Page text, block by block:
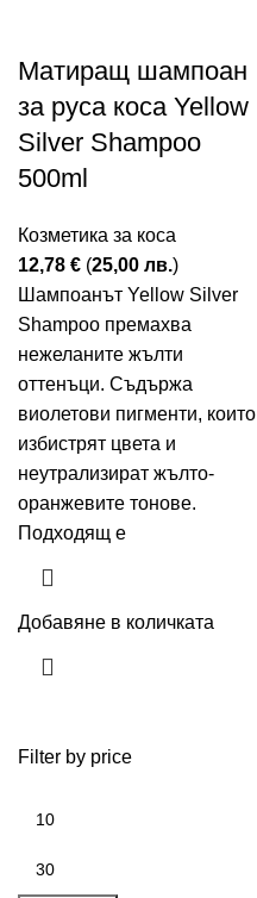
Filter by price
Матиращ шампоан
за руса коса Yellow
Silver Shampoo
500ml
Козметика за коса
12,78 € (25,00 лв.)
Шампоанът Yellow Silver
Shampoo премахва
нежеланите жълти
оттенъци. Съдържа
виолетови пигменти, които
избистрят цвета и
неутрализират жълто-
оранжевите тонове.
Подходящ е
Добавяне в количката